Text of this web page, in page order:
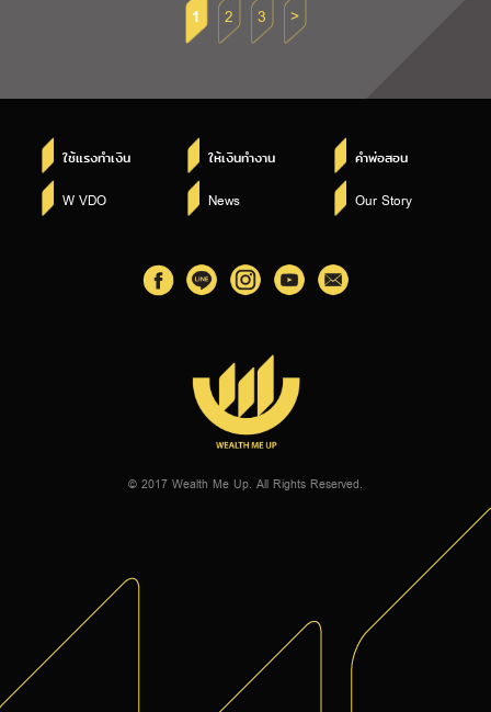
1 2 3 >
ใช้แรงทำเงิน ให้เงินทำงาน คำพ่อสอน
W VDO News Our Story
© 2017 Wealth Me Up. All Rights Reserved.